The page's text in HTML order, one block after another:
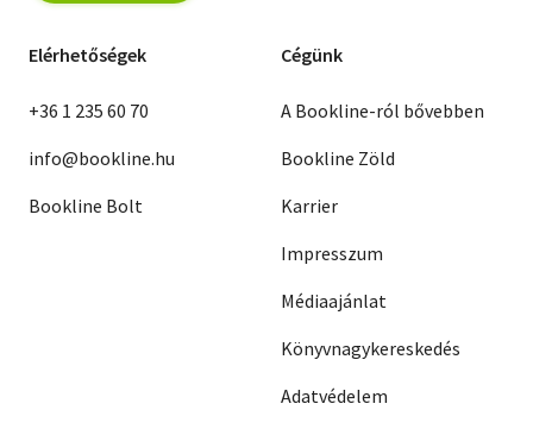
Elérhetőségek
+36 1 235 60 70
info@bookline.hu
Bookline Bolt
Cégünk
A Bookline-ról bővebben
Bookline Zöld
Karrier
Impresszum
Médiaajánlat
Könyvnagykereskedés
Adatvédelem